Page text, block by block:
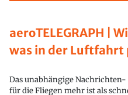
aeroTELEGRAPH |
was in der Luftfahrt
Das unabhängige
für die Fliegen mehr ist als